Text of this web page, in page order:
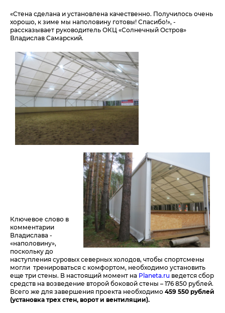
«Стена сделана и установлена качественно. Получилось очень
хорошо, к зиме мы наполовину готовы! Спасибо!», -
рассказывает руководитель ОКЦ «Солнечный Остров»
Владислав Самарский.
Ключевое слово в
комментарии
Владислава -
«наполовину»,
поскольку до
наступления суровых северных холодов, чтобы спортсмены
могли тренироваться с комфортом, необходимо установить
еще три стены. В настоящий момент на Planeta.ru ведется сбор
средств на возведение второй боковой стены – 176 850 рублей.
Всего же для завершения проекта необходимо459 550 рублей
(установка трех стен, ворот и вентиляции).